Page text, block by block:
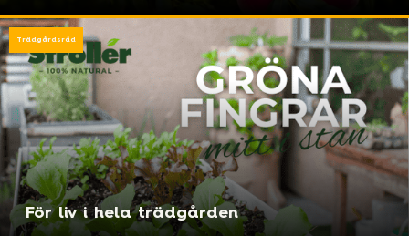
För liv i hela trädgården
Trädgårdsråd